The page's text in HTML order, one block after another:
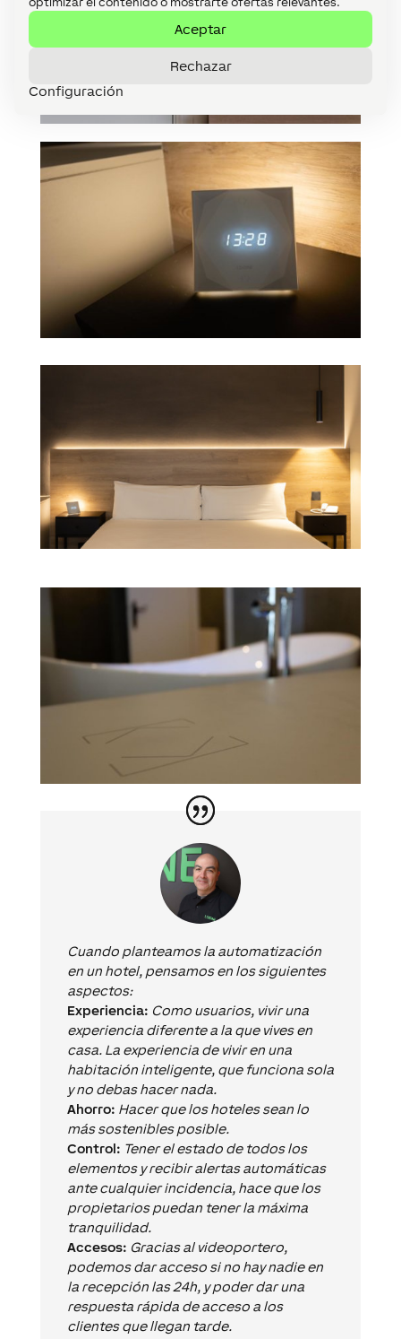
Aceptar
Rechazar
Configuración
Cuando planteamos la automatización
en un hotel, pensamos en los siguientes
aspectos:
Experiencia: Como usuarios, vivir una
experiencia diferente a la que vives en
casa. La experiencia de vivir en una
habitación inteligente, que funciona sola
y no debas hacer nada.
Ahorro: Hacer que los hoteles sean lo
más sostenibles posible.
Control: Tener el estado de todos los
elementos y recibir alertas automáticas
ante cualquier incidencia, hace que los
propietarios puedan tener la máxima
tranquilidad.
Accesos: Gracias al videoportero,
podemos dar acceso si no hay nadie en
la recepción las 24h, y poder dar una
respuesta rápida de acceso a los
clientes que llegan tarde.